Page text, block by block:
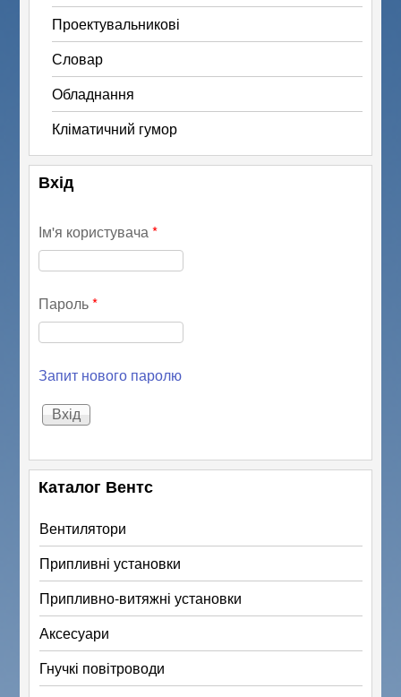
Проектувальникові
Словар
Обладнання
Кліматичний гумор
Вхід
Ім'я користувача*
Пароль*
Запит нового паролю
Каталог Вентс
Вентилятори
Припливні установки
Припливно-витяжні установки
Аксесуари
Гнучкі повітроводи